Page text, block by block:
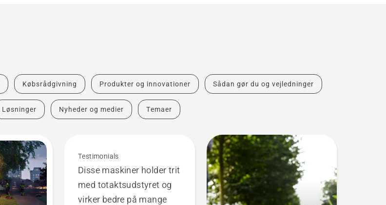
Købsrådgivning Produkter og innovationer Sådan gør du og vejledninger
Løsninger Nyheder og medier Temaer
Testimonials
Disse maskiner holder trit
med totaktsudstyret og
virker bedre på mange